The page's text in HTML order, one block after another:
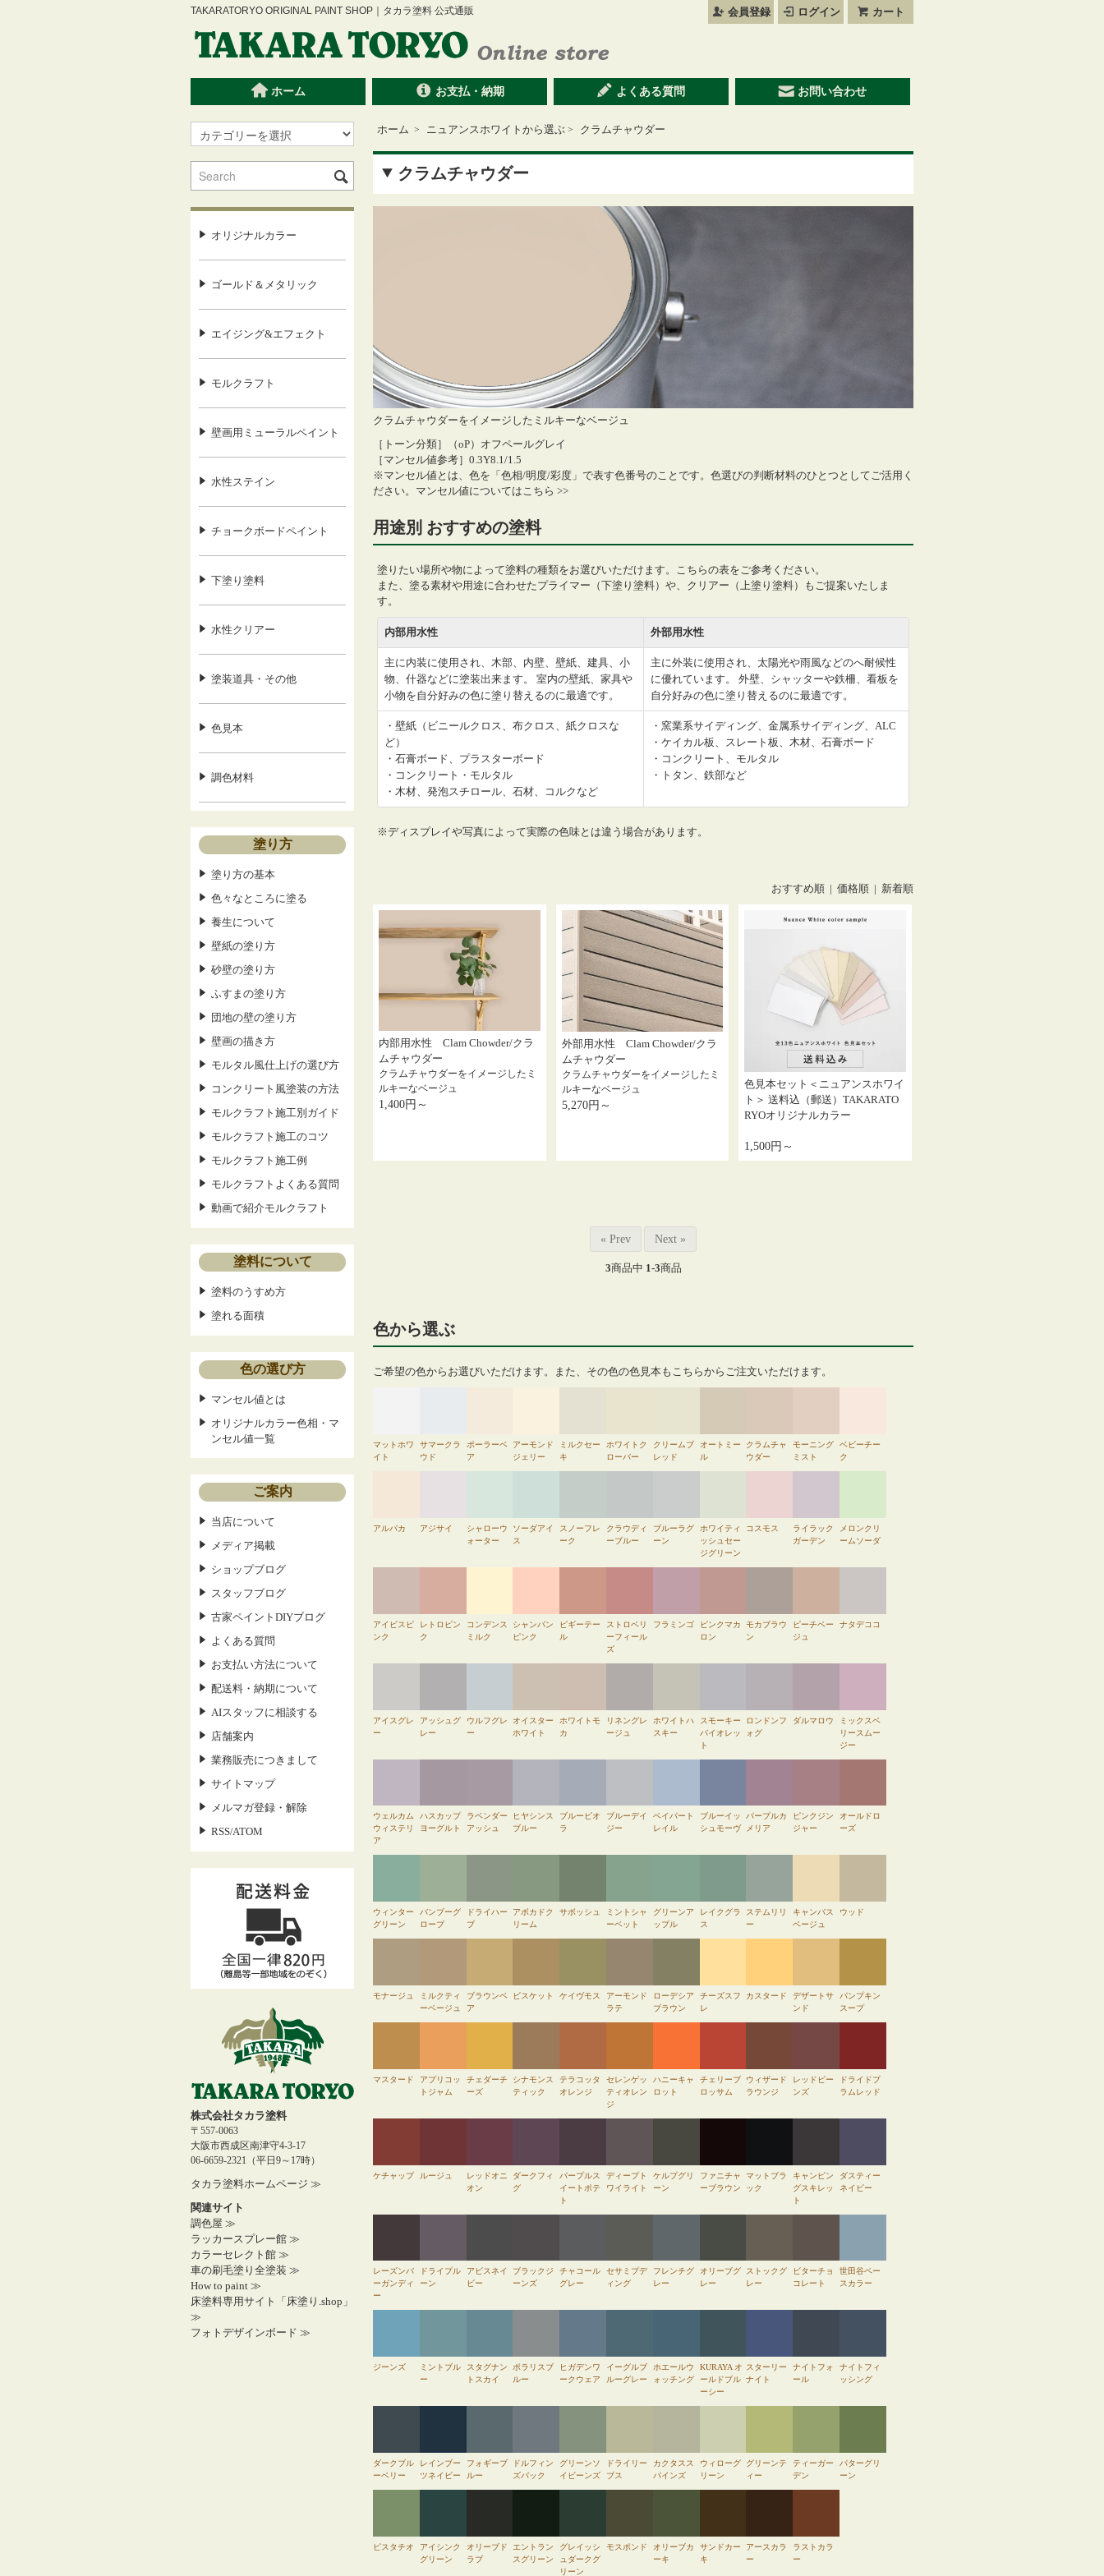
会員登録 ログイン カート
TAKARATORYO ORIGINAL PAINT SHOP｜タカラ塗料 公式通販
ホーム お支払・納期 よくある質問 お問い合わせ
ホーム > ニュアンスホワイトから選ぶ > クラムチャウダー
クラムチャウダー
クラムチャウダーをイメージしたミルキーなベージュ
［トーン分類］（oP）オフペールグレイ
［マンセル値参考］0.3Y8.1/1.5
※マンセル値とは、色を「色相/明度/彩度」で表す色番号のことです。色選びの判断材料のひとつとしてご活用く
ださい。 マンセル値についてはこちら >>
用途別 おすすめの塗料
塗りたい場所や物によって塗料の種類をお選びいただけます。こちらの表をご参考ください。
また、塗る素材や用途に合わせたプライマー（下塗り塗料）や、クリアー（上塗り塗料）もご提案いたしま
す。
内部用水性 外部用水性
主に内装に使用され、木部、内壁、壁紙、建具、小
物、什器などに塗装出来ます。 室内の壁紙、家具や
小物を自分好みの色に塗り替えるのに最適です。
主に外装に使用され、太陽光や雨風などのへ耐候性
に優れています。 外壁、シャッターや鉄柵、看板を
自分好みの色に塗り替えるのに最適です。
・壁紙（ビニールクロス、布クロス、紙クロスな
ど）
・石膏ボード、プラスターボード
・コンクリート・モルタル
・木材、発泡スチロール、石材、コルクなど
・窯業系サイディング、金属系サイディング、ALC
・ケイカル板、スレート板、木材、石膏ボード
・コンクリート、モルタル
・トタン、鉄部など
※ディスプレイや写真によって実際の色味とは違う場合があります。
おすすめ順 | 価格順 | 新着順
内部用水性 Clam Chowder/クラ
ムチャウダー
クラムチャウダーをイメージしたミ
ルキーなベージュ
1,400円～
外部用水性 Clam Chowder/クラ
ムチャウダー
クラムチャウダーをイメージしたミ
ルキーなベージュ
5,270円～
色見本セット＜ニュアンスホワイ
ト＞ 送料込（郵送）TAKARATO
RYOオリジナルカラー
1,500円～
« Prev Next »
3商品中 1-3商品
色から選ぶ
ご希望の色からお選びいただけます。また、その色の色見本もこちらからご注文いただけます。
マットホワ
イト
サマークラ
ウド
ポーラーベ
ア
アーモンド
ジェリー
ミルクセー
キ
ホワイトク
ローバー
クリームブ
レッド
オートミー
ル
クラムチャ
ウダー
モーニング
ミスト
ベビーチー
ク
アルパカ アジサイ
シャローウ
ォーター
ソーダアイ
ス
スノーフレ
ーク
クラウディ
ーブルー
ブルーラグ
ーン
ホワイティ
ッシュセー
ジグリーン
コスモス
ライラック
ガーデン
メロンクリ
ームソーダ
アイビスピ
ンク
レトロピン
ク
コンデンス
ミルク
シャンパン
ピンク
ピギーテー
ル
ストロベリ
ーフィール
ズ
フラミンゴ
ピンクマカ
ロン
モカブラウ
ン
ピーチベー
ジュ
ナタデココ
アイスグレ
ー
アッシュグ
レー
ウルフグレ
ー
オイスター
ホワイト
ホワイトモ
カ
リネングレ
ージュ
ホワイトハ
スキー
スモーキー
バイオレッ
ト
ロンドンフ
ォグ
ダルマロウ
ミックスベ
リースムー
ジー
ウェルカム
ウィステリ
ア
ハスカップ
ヨーグルト
ラベンダー
アッシュ
ヒヤシンス
ブルー
ブルービオ
ラ
ブルーデイ
ジー
ベイパート
レイル
ブルーイッ
シュモーヴ
パープルカ
メリア
ピンクジン
ジャー
オールドロ
ーズ
ウィンター
グリーン
バンブーグ
ローブ
ドライハー
ブ
アボカドク
リーム
サボッシュ
ミントシャ
ーベット
グリーンア
ップル
レイクグラ
ス
ステムリリ
ー
キャンバス
ベージュ
ウッド
モナージュ
ミルクティ
ーベージュ
ブラウンベ
ア
ビスケット ケイヴモス
アーモンド
ラテ
ローデシア
ブラウン
チーズスフ
レ
カスタード
デザートサ
ンド
パンプキン
スープ
マスタード
アプリコッ
トジャム
チェダーチ
ーズ
シナモンス
ティック
テラコッタ
オレンジ
セレンゲッ
ティオレン
ジ
ハニーキャ
ロット
チェリーブ
ロッサム
ウィザード
ラウンジ
レッドビー
ンズ
ドライドプ
ラムレッド
ケチャップ ルージュ
レッドオニ
オン
ダークフィ
グ
パープルス
イートポテ
ト
ディープト
ワイライト
ケルプグリ
ーン
ファニチャ
ーブラウン
マットブラ
ック
キャンピン
グスキレッ
ト
ダスティー
ネイビー
レーズンバ
ーガンディ
ー
ドライプル
ーン
アビスネイ
ビー
ブラックジ
ーンズ
チャコール
グレー
セサミプデ
ィング
フレンチグ
レー
オリーブグ
レー
ストックグ
レー
ビターチョ
コレート
世田谷ベー
スカラー
ジーンズ
ミントブル
ー
スタグナン
トスカイ
ポラリスブ
ルー
ヒガデンワ
ークウェア
イーグルブ
ルーグレー
ホエールウ
ォッチング
KURAYA オ
ールドブル
ーシー
スターリー
ナイト
ナイトフォ
ール
ナイトフィ
ッシング
ダークブル
ーベリー
レインブー
ツネイビー
フォギーブ
ルー
ドルフィン
ズバック
グリーンソ
イビーンズ
ドライリー
ブス
カクタスス
パインズ
ウィローグ
リーン
グリーンテ
ィー
ティーガー
デン
パターグリ
ーン
ピスタチオ
アイシンク
グリーン
オリーブド
ラブ
エントラン
スグリーン
グレイッシ
ュダークグ
リーン
モスポンド
オリーブカ
ーキ
サンドカー
キ
アースカラ
ー
ラストカラ
ー
オリジナルカラー
ゴールド＆メタリック
エイジング&エフェクト
モルクラフト
壁画用ミューラルペイント
水性ステイン
チョークボードペイント
下塗り塗料
水性クリアー
塗装道具・その他
色見本
調色材料
塗り方
塗り方の基本
色々なところに塗る
養生について
壁紙の塗り方
砂壁の塗り方
ふすまの塗り方
団地の壁の塗り方
壁画の描き方
モルタル風仕上げの選び方
コンクリート風塗装の方法
モルクラフト施工別ガイド
モルクラフト施工のコツ
モルクラフト施工例
モルクラフトよくある質問
動画で紹介モルクラフト
塗料について
塗料のうすめ方
塗れる面積
色の選び方
マンセル値とは
オリジナルカラー色相・マ
ンセル値一覧
ご案内
当店について
メディア掲載
ショップブログ
スタッフブログ
古家ペイントDIYブログ
よくある質問
お支払い方法について
配送料・納期について
AIスタッフに相談する
店舗案内
業務販売につきまして
サイトマップ
メルマガ登録・解除
RSS/ATOM
株式会社タカラ塗料
〒557-0063
大阪市西成区南津守4-3-17
06-6659-2321（平日9～17時）
タカラ塗料ホームページ ≫
関連サイト
調色屋 ≫
ラッカースプレー館 ≫
カラーセレクト館 ≫
車の刷毛塗り全塗装 ≫
How to paint ≫
床塗料専用サイト「床塗り.shop」
≫
フォトデザインボード ≫